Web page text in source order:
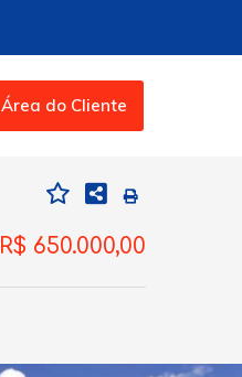
Área do Cliente
R$ 650.000,00